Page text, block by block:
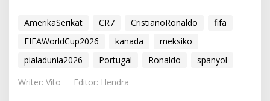
AmerikaSerikat CR7 CristianoRonaldo
fifa
FIFAWorldCup2026
kanada
meksiko
pialadunia2026
Portugal Ronaldo
spanyol
Writer: Vito
Editor: Hendra